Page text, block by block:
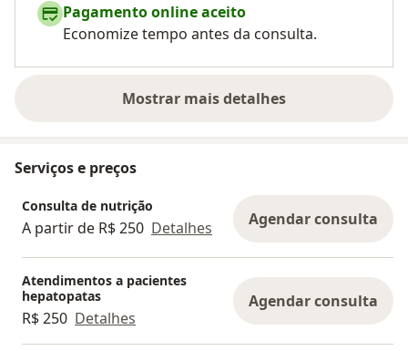
Pagamento online aceito
Economize tempo antes da consulta.
Mostrar mais detalhes
sobre a experiência
Serviços e preços
Consulta de nutrição
A partir de R$ 250 Detalhes Agendar consulta
Atendimentos a pacientes
hepatopatas
R$ 250 Detalhes
Agendar consulta